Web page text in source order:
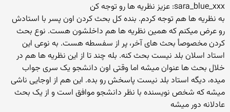
sara_blue_xxx: عزیز نظریه ها رو توجه کن
به نظریه ها هم توجه کردم. بنده کل بحث کردن اون پسر با استادش
رو عرض میکنم که همین نظریه ها هم داخلشون هست. نوع بحث
کردن مخصوصأ بحث های آخر، پر از سفسطه هست. به نوعی این
استاد اسلان بلد نیست بحث کنه. بله چند تا از این نظریه ها هم در
خلال بحث ها عنوان میشه اما وقتی اون دانشجو یک سری جواب
میده، دیگه استاد بلد نیست پاسخش رو بده. این هم از اوجایی ناشی
میشه که شخص نویسنده با نظر دانشجو موافق است و از یک بحث
عادلانه دور میشه